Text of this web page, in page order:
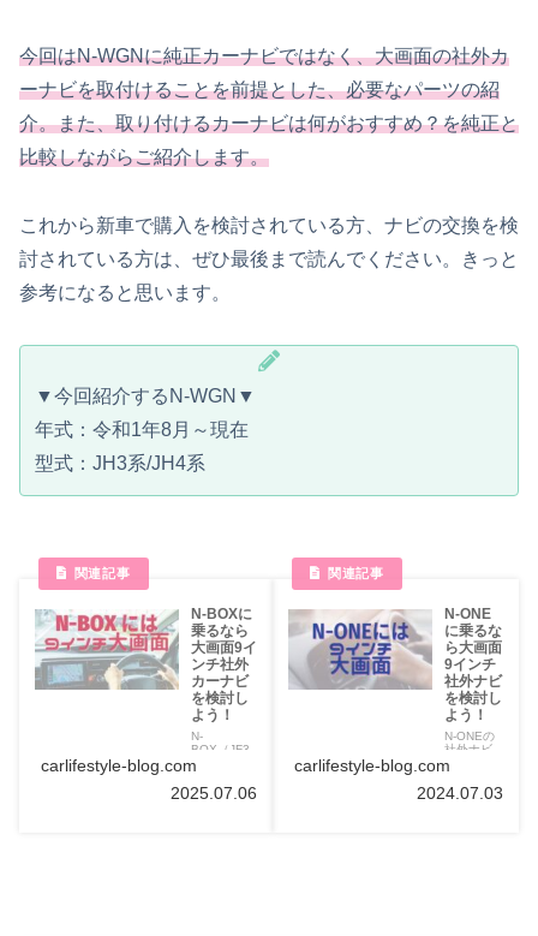
今回はN-WGNに純正カーナビではなく、大画面の社外カ
ーナビを取付けることを前提とした、必要なパーツの紹
介。また、取り付けるカーナビは何がおすすめ？を純正と
比較しながらご紹介します。
これから新車で購入を検討されている方、ナビの交換を検
討されている方は、ぜひ最後まで読んでください。きっと
参考になると思います。
▼今回紹介するN-WGN▼
年式：令和1年8月～現在
型式：JH3系/JH4系
N-BOXに
乗るなら
大画面9イ
ンチ社外
カーナビ
を検討し
よう！
N-
BOX（JF3
系/JF4系）
の社外ナビ
は大画面9
インチのカ
carlifestyle-blog.com
2025.07.06
N-ONE
に乗るな
ら大画面
9インチ
社外ナビ
を検討し
よう！
N-ONEの
社外ナビ
は大画面9
インチの
カーナビ
が付きま
carlifestyle-blog.com
2024.07.03